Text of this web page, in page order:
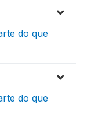
do que
do que